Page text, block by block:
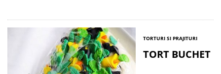
TORTURI SI PRAJITURI
TORT BUCHET